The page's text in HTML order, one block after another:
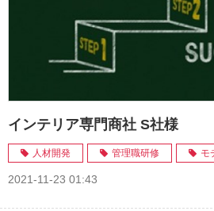
インテリア専門商社 S社様
人材開発 管理職研修 モ
2021-11-23 01:43